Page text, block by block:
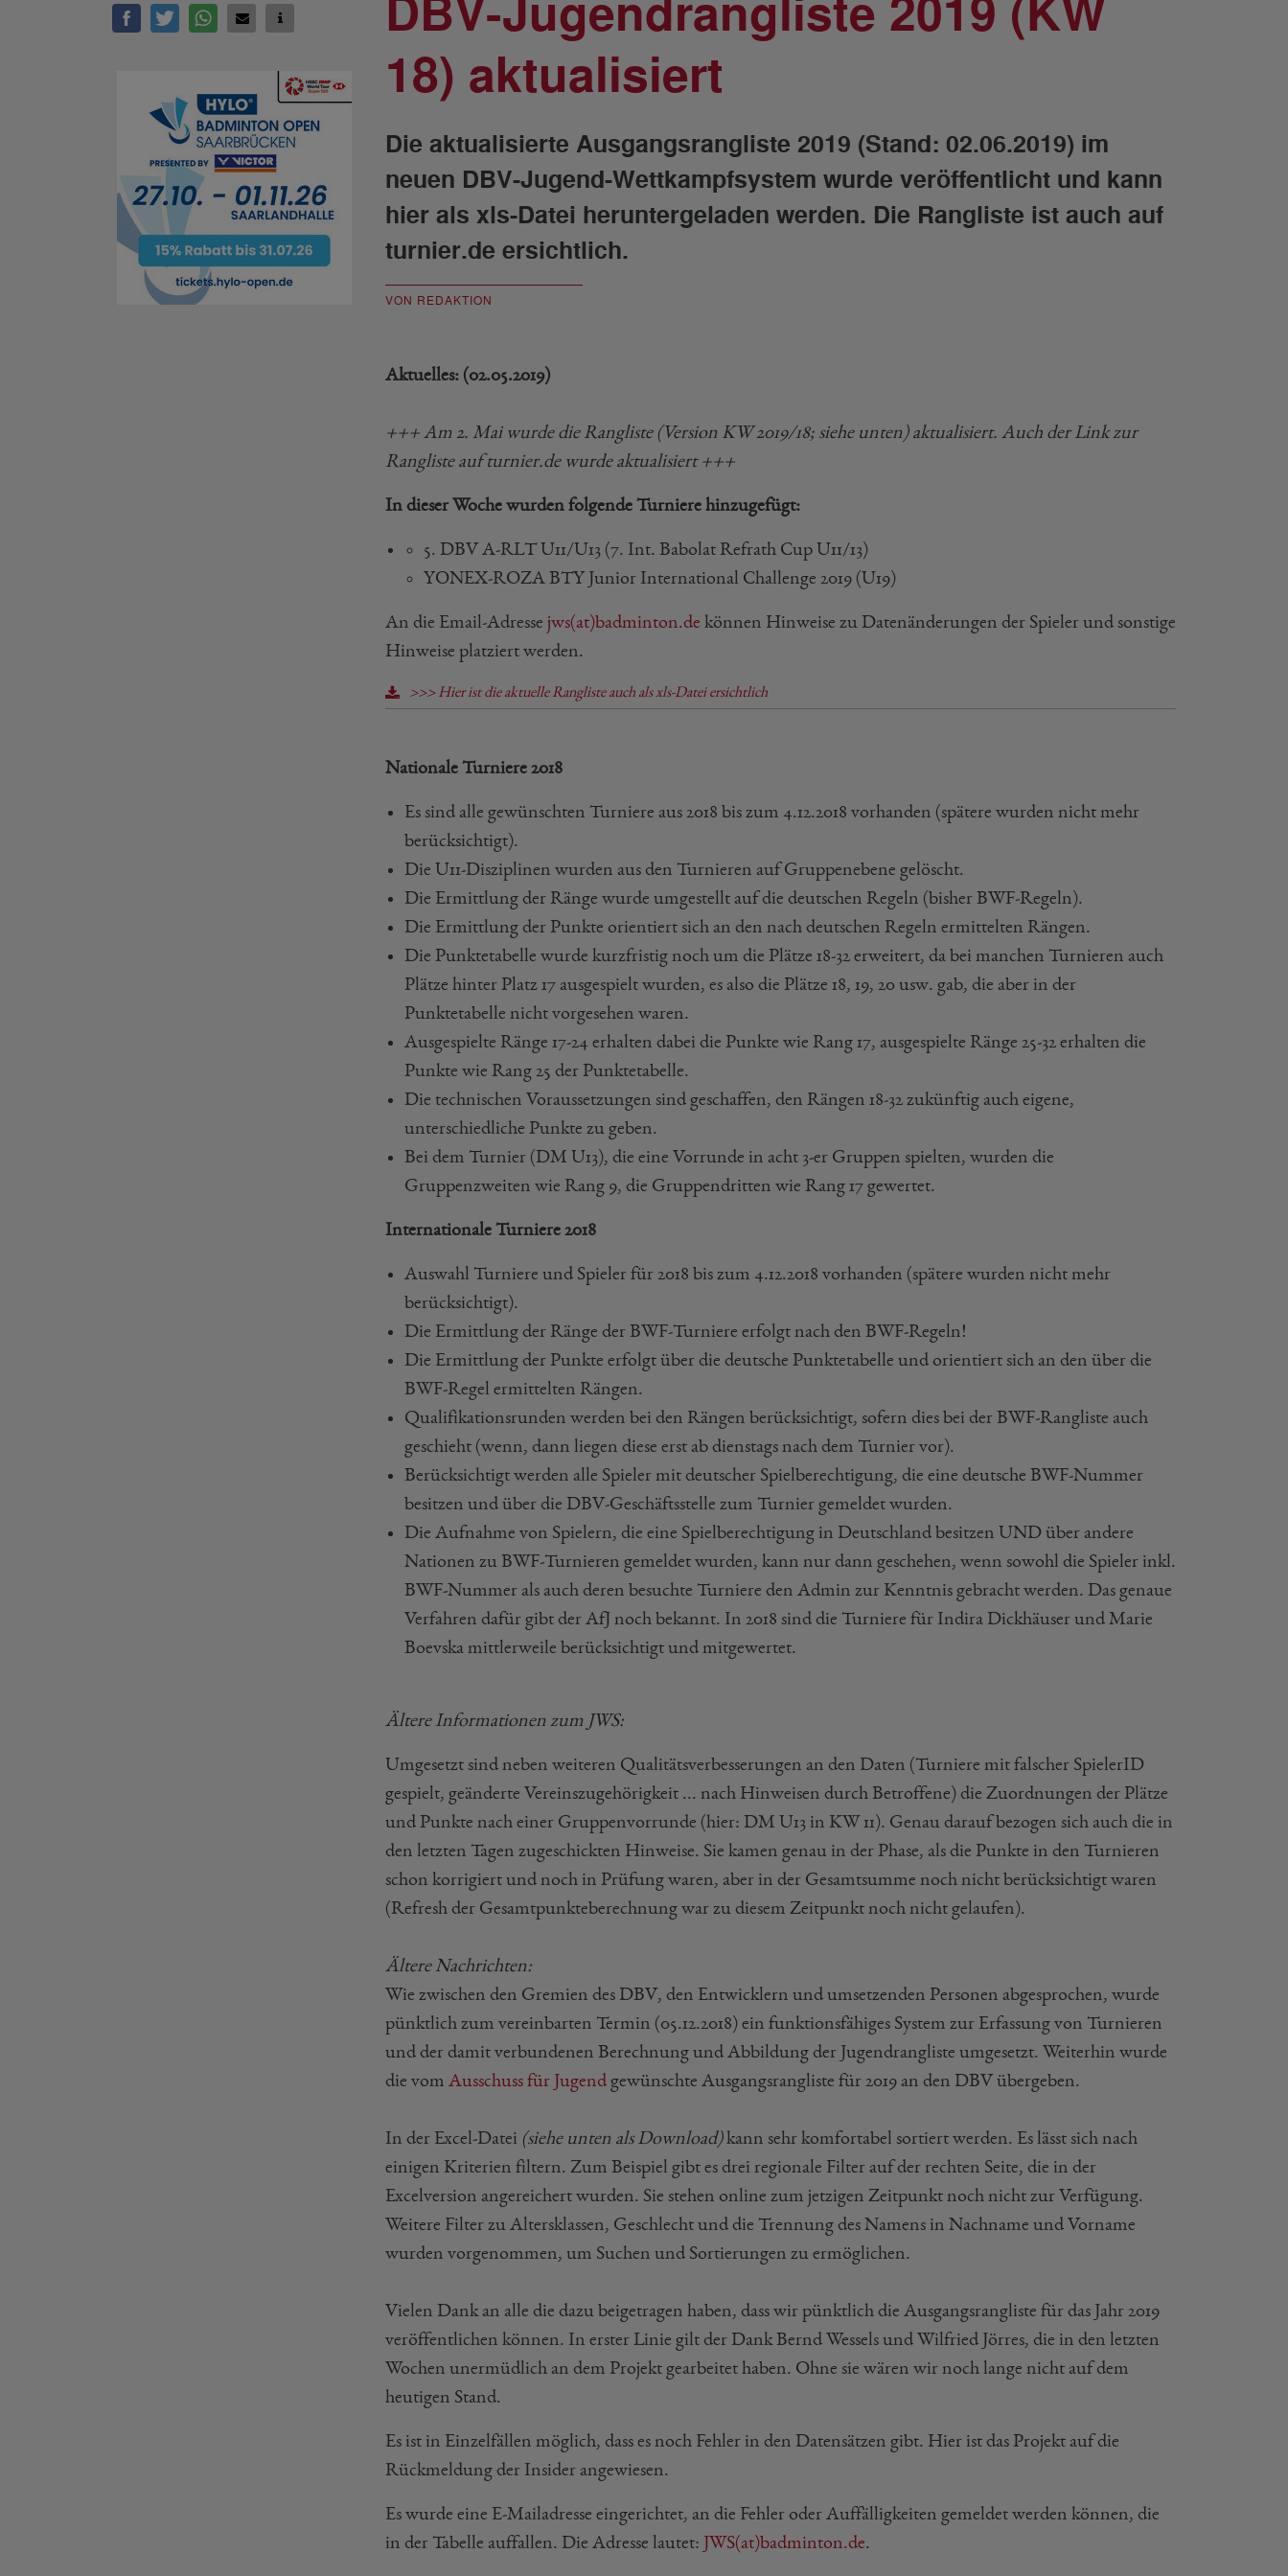
DBV-Jugendrangliste 2019 (KW
18) aktualisiert
Die aktualisierte Ausgangsrangliste 2019 (Stand: 02.06.2019) im
neuen DBV-Jugend-Wettkampfsystem wurde veröffentlicht und kann
hier als xls-Datei heruntergeladen werden. Die Rangliste ist auch auf
turnier.de ersichtlich.
VON REDAKTION
Aktuelles: (02.05.2019)
+++ Am 2. Mai wurde die Rangliste (Version KW 2019/18; siehe unten) aktualisiert. Auch der Link zur
Rangliste auf turnier.de wurde aktualisiert +++
In dieser Woche wurden folgende Turniere hinzugefügt:
5. DBV A-RLT U11/U13 (7. Int. Babolat Refrath Cup U11/13)
YONEX-ROZA BTY Junior International Challenge 2019 (U19)
An die Email-Adresse jws(at)badminton.de können Hinweise zu Datenänderungen der Spieler und sonstige
Hinweise platziert werden.
>>> Hier ist die aktuelle Rangliste auch als xls-Datei ersichtlich
Nationale Turniere 2018
Es sind alle gewünschten Turniere aus 2018 bis zum 4.12.2018 vorhanden (spätere wurden nicht mehr
berücksichtigt).
Die U11-Disziplinen wurden aus den Turnieren auf Gruppenebene gelöscht.
Die Ermittlung der Ränge wurde umgestellt auf die deutschen Regeln (bisher BWF-Regeln).
Die Ermittlung der Punkte orientiert sich an den nach deutschen Regeln ermittelten Rängen.
Die Punktetabelle wurde kurzfristig noch um die Plätze 18-32 erweitert, da bei manchen Turnieren auch
Plätze hinter Platz 17 ausgespielt wurden, es also die Plätze 18, 19, 20 usw. gab, die aber in der
Punktetabelle nicht vorgesehen waren.
Ausgespielte Ränge 17-24 erhalten dabei die Punkte wie Rang 17, ausgespielte Ränge 25-32 erhalten die
Punkte wie Rang 25 der Punktetabelle.
Die technischen Voraussetzungen sind geschaffen, den Rängen 18-32 zukünftig auch eigene,
unterschiedliche Punkte zu geben.
Bei dem Turnier (DM U13), die eine Vorrunde in acht 3-er Gruppen spielten, wurden die
Gruppenzweiten wie Rang 9, die Gruppendritten wie Rang 17 gewertet.
Internationale Turniere 2018
Auswahl Turniere und Spieler für 2018 bis zum 4.12.2018 vorhanden (spätere wurden nicht mehr
berücksichtigt).
Die Ermittlung der Ränge der BWF-Turniere erfolgt nach den BWF-Regeln!
Die Ermittlung der Punkte erfolgt über die deutsche Punktetabelle und orientiert sich an den über die
BWF-Regel ermittelten Rängen.
Qualifikationsrunden werden bei den Rängen berücksichtigt, sofern dies bei der BWF-Rangliste auch
geschieht (wenn, dann liegen diese erst ab dienstags nach dem Turnier vor).
Berücksichtigt werden alle Spieler mit deutscher Spielberechtigung, die eine deutsche BWF-Nummer
besitzen und über die DBV-Geschäftsstelle zum Turnier gemeldet wurden.
Die Aufnahme von Spielern, die eine Spielberechtigung in Deutschland besitzen UND über andere
Nationen zu BWF-Turnieren gemeldet wurden, kann nur dann geschehen, wenn sowohl die Spieler inkl.
BWF-Nummer als auch deren besuchte Turniere den Admin zur Kenntnis gebracht werden. Das genaue
Verfahren dafür gibt der AfJ noch bekannt. In 2018 sind die Turniere für Indira Dickhäuser und Marie
Boevska mittlerweile berücksichtigt und mitgewertet.
Ältere Informationen zum JWS:
Umgesetzt sind neben weiteren Qualitätsverbesserungen an den Daten (Turniere mit falscher SpielerID
gespielt, geänderte Vereinszugehörigkeit ... nach Hinweisen durch Betroffene) die Zuordnungen der Plätze
und Punkte nach einer Gruppenvorrunde (hier: DM U13 in KW 11). Genau darauf bezogen sich auch die in
den letzten Tagen zugeschickten Hinweise. Sie kamen genau in der Phase, als die Punkte in den Turnieren
schon korrigiert und noch in Prüfung waren, aber in der Gesamtsumme noch nicht berücksichtigt waren
(Refresh der Gesamtpunkteberechnung war zu diesem Zeitpunkt noch nicht gelaufen).
Ältere Nachrichten:
Wie zwischen den Gremien des DBV, den Entwicklern und umsetzenden Personen abgesprochen, wurde
pünktlich zum vereinbarten Termin (05.12.2018) ein funktionsfähiges System zur Erfassung von Turnieren
und der damit verbundenen Berechnung und Abbildung der Jugendrangliste umgesetzt. Weiterhin wurde
die vom Ausschuss für Jugend gewünschte Ausgangsrangliste für 2019 an den DBV übergeben.
In der Excel-Datei (siehe unten als Download)kann sehr komfortabel sortiert werden. Es lässt sich nach
einigen Kriterien filtern. Zum Beispiel gibt es drei regionale Filter auf der rechten Seite, die in der
Excelversion angereichert wurden. Sie stehen online zum jetzigen Zeitpunkt noch nicht zur Verfügung.
Weitere Filter zu Altersklassen, Geschlecht und die Trennung des Namens in Nachname und Vorname
wurden vorgenommen, um Suchen und Sortierungen zu ermöglichen.
Vielen Dank an alle die dazu beigetragen haben, dass wir pünktlich die Ausgangsrangliste für das Jahr 2019
veröffentlichen können. In erster Linie gilt der Dank Bernd Wessels und Wilfried Jörres, die in den letzten
Wochen unermüdlich an dem Projekt gearbeitet haben. Ohne sie wären wir noch lange nicht auf dem
heutigen Stand.
Es ist in Einzelfällen möglich, dass es noch Fehler in den Datensätzen gibt. Hier ist das Projekt auf die
Rückmeldung der Insider angewiesen.
Es wurde eine E-Mailadresse eingerichtet, an die Fehler oder Auffälligkeiten gemeldet werden können, die
in der Tabelle auffallen. Die Adresse lautet: JWS(at)badminton.de.